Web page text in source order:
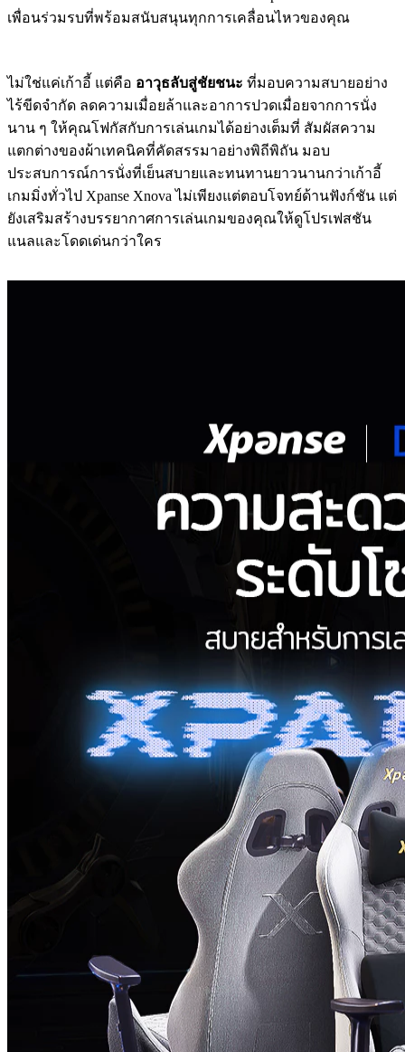
เพื่อนร่วมรบที่พร้อมสนับสนุนทุกการเคลื่อนไหวของคุณ
ไม่ใช่แค่เก้าอี้ แต่คือ อาวุธลับสู่ชัยชนะ ที่มอบความสบายอย่าง
ไร้ขีดจำกัด ลดความเมื่อยล้าและอาการปวดเมื่อยจากการนั่ง
นาน ๆ ให้คุณโฟกัสกับการเล่นเกมได้อย่างเต็มที่ สัมผัสความ
แตกต่างของผ้าเทคนิคที่คัดสรรมาอย่างพิถีพิถัน มอบ
ประสบการณ์การนั่งที่เย็นสบายและทนทานยาวนานกว่าเก้าอี้
เกมมิ่งทั่วไป Xpanse Xnova ไม่เพียงแต่ตอบโจทย์ด้านฟังก์ชัน แต่
ยังเสริมสร้างบรรยากาศการเล่นเกมของคุณให้ดูโปรเฟสชัน
แนลและโดดเด่นกว่าใคร